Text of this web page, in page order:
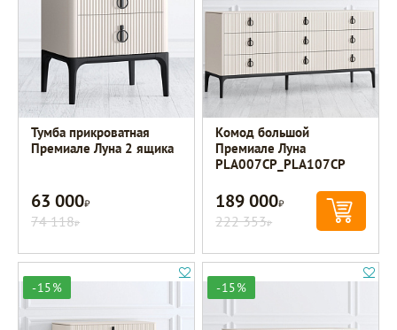
Тумба прикроватная
Премиале Луна 2 ящика
63 000Р
74 118Р
Комод большой
Премиале Луна
PLA007CP_PLA107CP
189 000Р
222 353Р
-15% -15%